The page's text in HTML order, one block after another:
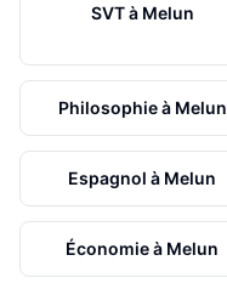
SVTà Melun
Philosophieà Melun
Espagnol à Melun
Économieà Melun